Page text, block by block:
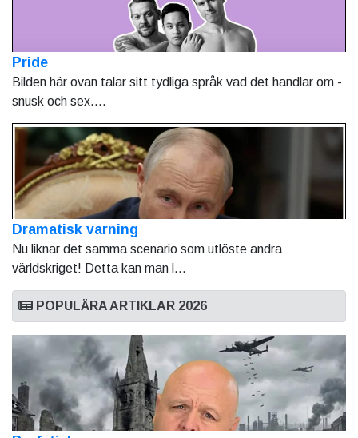
Pride
Bilden här ovan talar sitt tydliga språk vad det handlar om -
snusk och sex....
Dramatisk varning
Nu liknar det samma scenario som utlöste andra
världskriget! Detta kan man l...
POPULÄRA ARTIKLAR 2026